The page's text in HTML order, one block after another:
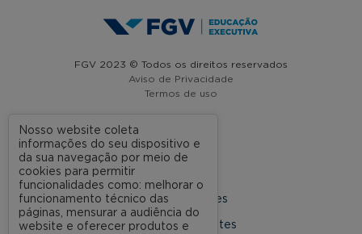
FGV 2023 © Todos os direitos reservados
Aviso de Privacidade
Termos de uso
A FGV
Nossas Unidades
Dúvidas Frequentes
Nosso website coleta
informações do seu dispositivo e
da sua navegação por meio de
cookies para permitir
funcionalidades como: melhorar o
funcionamento técnico das
páginas, mensurar a audiência do
website e oferecer produtos e